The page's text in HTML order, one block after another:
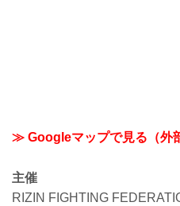
≫ Googleマップで見る（外
主催
RIZIN FIGHTING